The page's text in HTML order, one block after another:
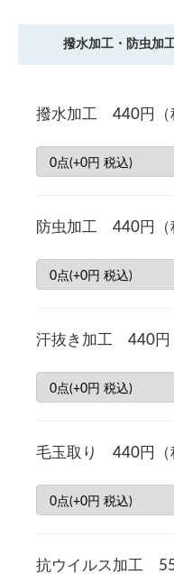
撥水加工・防虫加
撥水加工 440円（
防虫加工 440円（
汗抜き加工 440円
毛玉取り 440円（
抗ウイルス加工